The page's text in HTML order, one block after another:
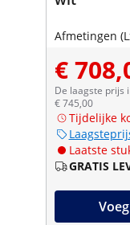
Afmetingen
€
De laagste prijs
€ 745,00
Tijdelijke
Laatste
GRATIS